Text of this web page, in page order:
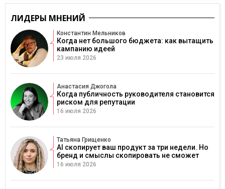
ЛИДЕРЫ МНЕНИЙ
Константин Мельников
Когда нет большого бюджета: как вытащить
кампанию идеей
23 июля 2026
Анастасия Джогола
Когда публичность руководителя становится
риском для репутации
16 июля 2026
Татьяна Грищенко
AI скопирует ваш продукт за три недели. Но
бренд и смыслы скопировать не сможет
16 июля 2026